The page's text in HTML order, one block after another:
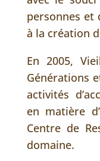
personnes et
à la création
En 2005,
Générations
activités
en matière
Centre de
domaine.